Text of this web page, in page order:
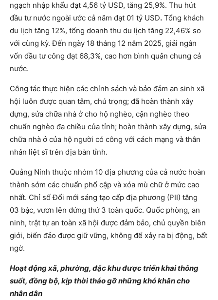
ngạch nhập khẩu đạt 4,56 tỷ USD, tăng 25,9%. Thu hút
đầu tư nước ngoài ước cả năm đạt 01 tỷ USD. Tổng khách
du lịch tăng 12%, tổng doanh thu du lịch tăng 22,46% so
với cùng kỳ. Đến ngày 18 tháng 12 năm 2025, giải ngân
vốn đầu tư công đạt 68,3%, cao hơn bình quân chung cả
nước.
Công tác thực hiện các chính sách và bảo đảm an sinh xã
hội luôn được quan tâm, chú trọng; đã hoàn thành xây
dựng, sửa chữa nhà ở cho hộ nghèo, cận nghèo theo
chuẩn nghèo đa chiều của tỉnh; hoàn thành xây dựng, sửa
chữa nhà ở của hộ người có công với cách mạng và thân
nhân liệt sĩ trên địa bàn tỉnh.
Quảng Ninh thuộc nhóm 10 địa phương của cả nước hoàn
thành sớm các chuẩn phổ cập và xóa mù chữ ở mức cao
nhất. Chỉ số Đổi mới sáng tạo cấp địa phương (PII) tăng
03 bậc, vươn lên đứng thứ 3 toàn quốc. Quốc phòng, an
ninh, trật tự an toàn xã hội được đảm bảo, chủ quyền biên
giới, biển đảo được giữ vững, không để xảy ra bị động, bất
ngờ.
Hoạt động xã, phường, đặc khu được triển khai thông
suốt, đồng bộ, kịp thời tháo gỡ những khó khăn cho
nhân dân